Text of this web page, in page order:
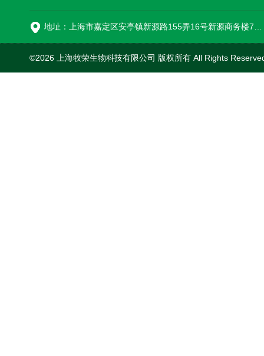
©2026 上海牧荣生物科技有限公司 版权所有 All Rights